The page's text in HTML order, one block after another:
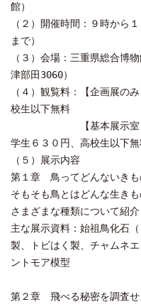
館）
（２）開催時間：９時から
まで）
（３）会場：三重県総合博
津部田3060）
（４）観覧料：【企画展の
校生以下無料
【基本展示室とのセ
学生６３０円、高校生以下
（５）展示内容
第１章 鳥ってどんないきも
そもそも鳥とはどんな生き
さまざまな種類について紹介
主な展示資料：始祖鳥化石
製、トビはく製、チャムネ
ントモア模型
第２章 飛べる秘密を調査せ